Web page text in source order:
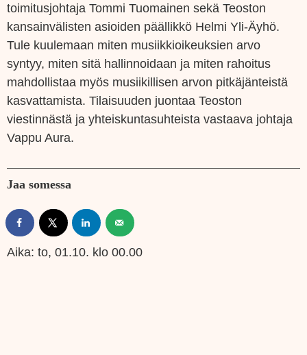
toimitusjohtaja Tommi Tuomainen sekä Teoston
kansainvälisten asioiden päällikkö Helmi Yli-Äyhö.
Tule kuulemaan miten musiikkioikeuksien arvo
syntyy, miten sitä hallinnoidaan ja miten rahoitus
mahdollistaa myös musiikillisen arvon pitkäjänteistä
kasvattamista. Tilaisuuden juontaa Teoston
viestinnästä ja yhteiskuntasuhteista vastaava johtaja
Vappu Aura.
Jaa somessa
Aika: to, 01.10. klo 00.00